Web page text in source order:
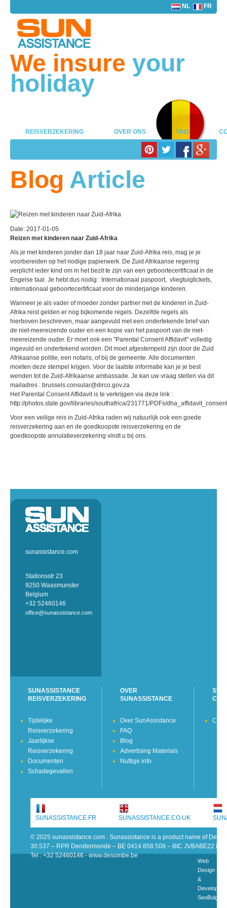
NL FR
We insure your
holiday
REISVERZEKERING OVER ONS FAQ
Blog Article
Date: 2017-01-05
Reizen met kinderen naar Zuid-Afrika
Als je met kinderen jonder dan 18 jaar naar Zuid-Afrika reis, mag je je
voorbereiden op het nodige papierwerk. De Zuid Afrikaanse regering
verplicht ieder kind om in het bezit te zijn van een geboortecertificaat in de
Engelse taal. Je hebt dus nodig : Internationaal paspoort, vliegtuigtickets,
internationaal geboortecertificaat voor de minderjarige kinderen.
Wanneer je als vader of moeder zonder partner met de kinderen in Zuid-
Afrika reist gelden er nog bijkomende regels. Dezelfde regels als
hierboven beschreven, maar aangevuld met een ondertekende brief van
de niet-meereizende ouder en een kopie van het paspoort van de niet-
meereizende ouder. Er moet ook een "Parental Consent Affidavit" volledig
ingevuld en ondertekend worden. Dit moet afgestempeld zijn door de Zuid
Afrikaanse politie, een notaris, of bij de gemeente. Alle documenten
moeten deze stempel krijgen. Voor de laatste informatie kan je je best
wenden tot de Zuid-Afrikaanse ambassade. Je kan uw vraag stellen via dit
mailadres : brussels.consular@dirco.gov.za
​Het Parental Consent Affidavit is te verkrijgen via deze link :
http://photos.state.gov/libraries/southafrica/231771/PDFs/
Voor een veilige reis in Zuid-Afrika raden wij natuurlijk ook een goede
reisverzekering aan en de goedkoopste reisverzekering en de
goedkoopste annulatieverzekering vindt u bij ons.
sunassistance.com
Stationsstr 23
9250 Waasmunster
Belgium
+32 52460146
office@sunassistance.com
SUNASSISTANCE
REISVERZEKERING
Tijdelijke
Reisverzekering
Jaarlijkse
Reisverzekering
Documenten
Schadegevallen
OVER
SUNASSISTANCE
Over SunAssistance
FAQ
Blog
Advertising Materials
Nuttige info
SUNASSISTANCE.FR SUNASSISTANCE.CO.UK
© 2025 sunassistance.com . Sunassistance is a product name of De
30.537 – RPR Dendermonde – BE 0414.858.508 – BIC JVBABE22
Tel : +32 52460146 - www.desombe.be
Web
Design
&